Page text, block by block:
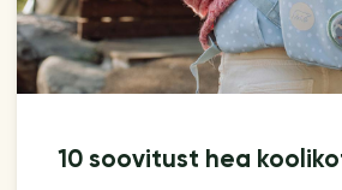
10 soovitust hea